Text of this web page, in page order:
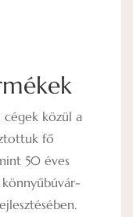
cégek közül a
fő
50 éves